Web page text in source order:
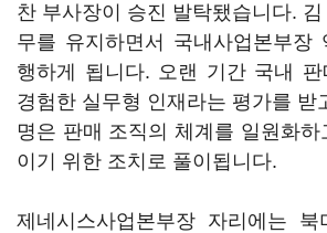
찬 부사장이 승진 발탁됐습니다.
무를 유지하면서 국내사업본부장
행하게 됩니다. 오랜 기간 국내
경험한 실무형 인재라는 평가를 받
명은 판매 조직의 체계를 일원화
이기 위한 조치로 풀이됩니다.
제네시스사업본부장 자리에는 북